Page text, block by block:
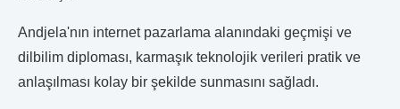
Andjela'nın internet pazarlama alanındaki geçmişi ve
dilbilim diploması, karmaşık teknolojik verileri pratik ve
anlaşılması kolay bir şekilde sunmasını sağladı.